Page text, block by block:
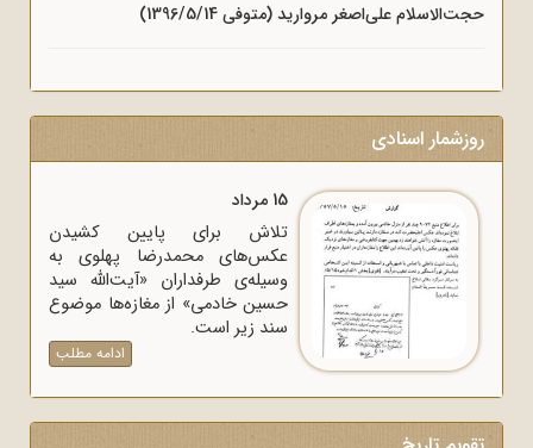
حجت‌الاسلام علی‌اصغر مروارید (متوفی 1396/5/14)
روزشمار اسنادی
15 مرداد
تلاش برای پایین کشیدن
عکس‌های محمدرضا پهلوی به
وسیله‌ی طرفداران «آیت‌الله سید
حسین خادمی» از مغازه‌ها موضوع
سند زیر است.
ادامه مطلب